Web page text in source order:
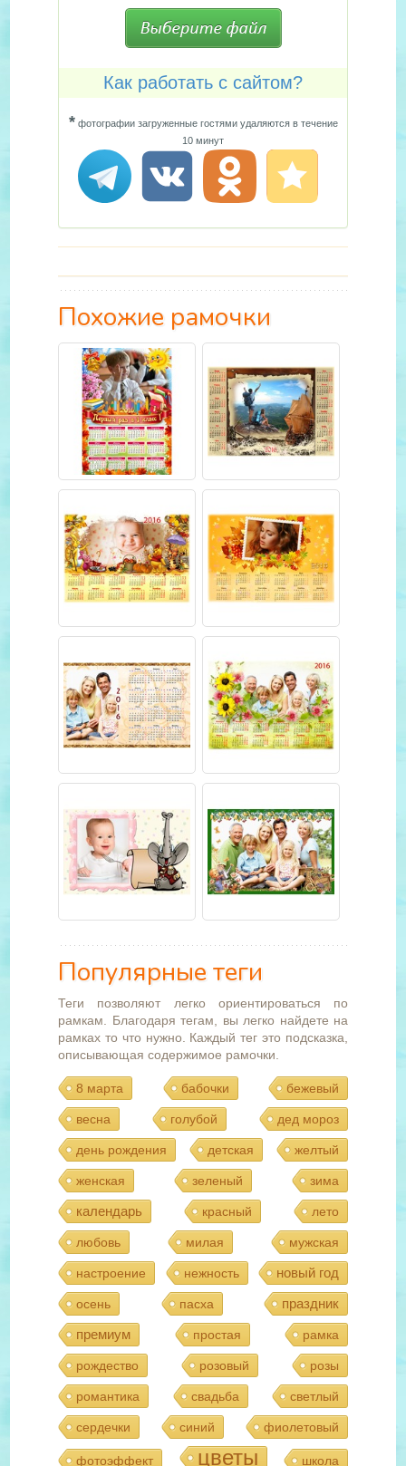
Как работать с сайтом?
*фотографии загруженные гостями удаляются в течение
10 минут
Похожие рамочки
Популярные теги
Теги позволяют легко ориентироваться по
рамкам. Благодаря тегам, вы легко найдете на
рамках то что нужно. Каждый тег это подсказка,
описывающая содержимое рамочки.
8 марта бабочки бежевый
весна голубой дед мороз
день рождения детская желтый
женская зеленый зима
календарь красный лето
любовь милая мужская
настроение нежность новый год
осень пасха
праздник
премиум
простая рамка
рождество розовый розы
романтика свадьба светлый
сердечки синий фиолетовый
фотоэффект цветы школа